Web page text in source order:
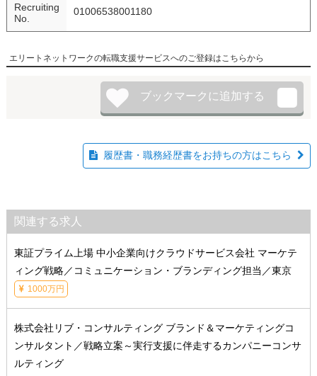
Recruiting
No.
01006538001180
エリートネットワークの転職支援サービスへのご登録はこちらから
履歴書・職務経歴書をお持ちの方はこちら
関連する求人
東証プライム上場 中小企業向けクラウドサービス会社 マーケテ
ィング戦略／コミュニケーション・ブランディング担当／東京
1000万円
株式会社リブ・コンサルティング ブランド＆マーケティングコ
ンサルタント／戦略立案～実行支援に伴走するカンパニーコンサ
ルティング